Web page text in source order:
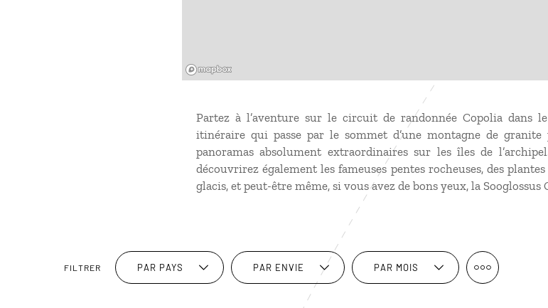
Partez à l’aventure sur le circuit de randonnée Copolia dans
itinéraire qui passe par le sommet d’une montagne de
panoramas absolument extraordinaires sur les îles de
découvrirez également les fameuses pentes rocheuses, des
glacis, et peut-être même, si vous avez de bons yeux, la
FILTRER PAR PAYS PAR ENVIE PAR MOIS